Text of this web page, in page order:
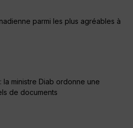
parmi les plus agréables à
ministre Diab ordonne une
de documents